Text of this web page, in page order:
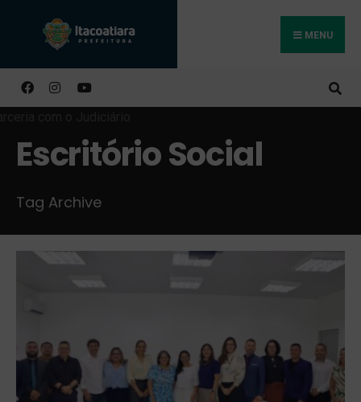
MENU
Escritório Social
Tag Archive
Buscar